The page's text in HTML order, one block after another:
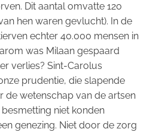
Dit aantal omvatte 120
hen waren gevlucht). In de
echter 40.000 mensen in
was Milaan gespaard
verlies? Sint-Carolus
prudentie, die slapende
de wetenschap van de artsen
niet konden
genezing. Niet door de zorg